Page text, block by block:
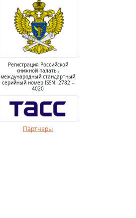
Регистрация Российской
книжной палаты,
международный стандартный
серийный номер ISSN: 2782 –
4020
Партнеры